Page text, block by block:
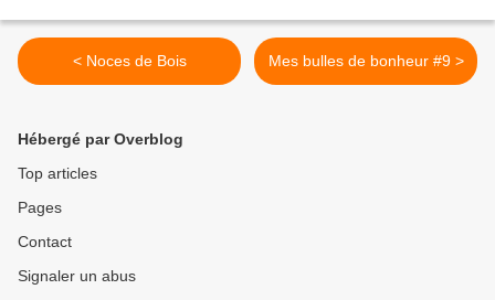
< Noces de Bois Mes bulles de bonheur #9 >
Hébergé par Overblog
Top articles
Pages
Contact
Signaler un abus